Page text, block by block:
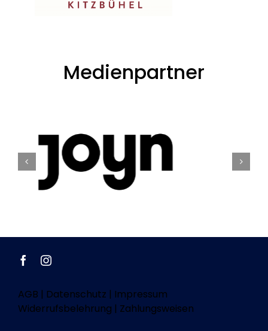
Medienpartner
AGB | Datenschutz | Impressum
Widerrufsbelehrung | Zahlungsweisen